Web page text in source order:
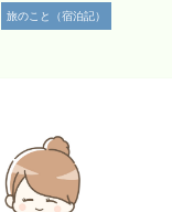
旅のこと（宿泊記）